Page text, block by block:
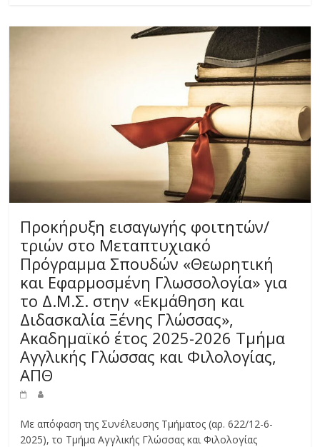
Προκήρυξη εισαγωγής φοιτητών/
τριών στο Μεταπτυχιακό
Πρόγραμμα Σπουδών «Θεωρητική
και Εφαρμοσμένη Γλωσσολογία» για
το Δ.Μ.Σ. στην «Εκμάθηση και
Διδασκαλία Ξένης Γλώσσας»,
Ακαδημαϊκό έτος 2025-2026 Τμήμα
Αγγλικής Γλώσσας και Φιλολογίας,
ΑΠΘ
Με απόφαση της Συνέλευσης Τμήματος (αρ. 622/12-6-
2025), το Τμήμα Αγγλικής Γλώσσας και Φιλολογίας